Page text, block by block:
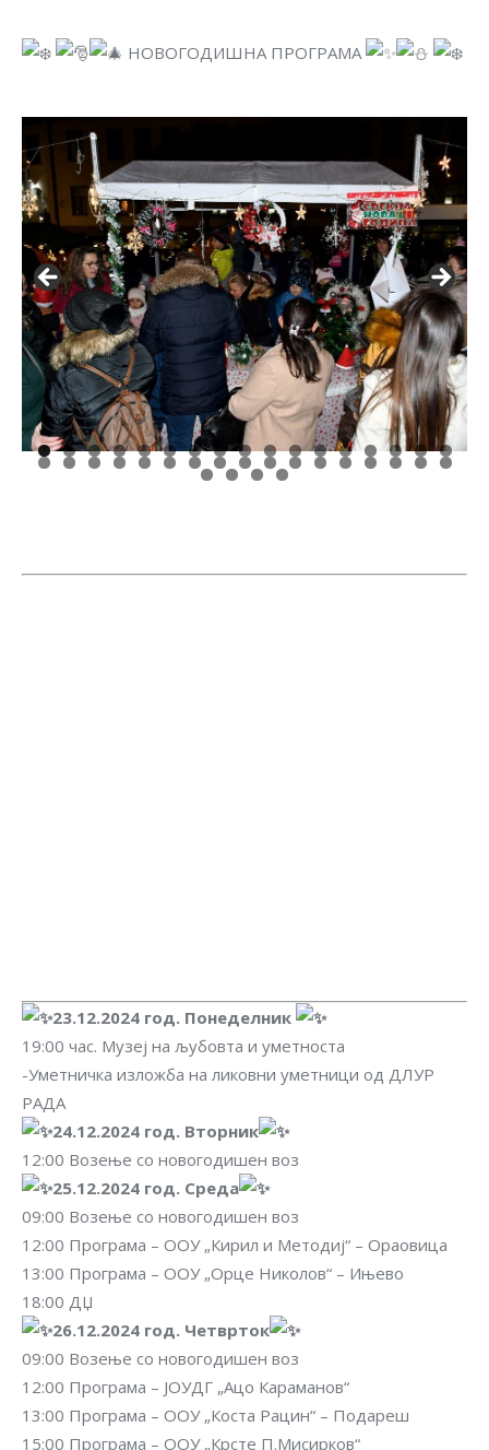
НОВОГОДИШНА ПРОГРАМА
23.12.2024 год. Понеделник
19:00 час. Музеј на љубовта и уметноста
-Уметничка изложба на ликовни уметници од ДЛУР
РАДА
24.12.2024 год. Вторник
12:00 Возење со новогодишен воз
25.12.2024 год. Среда
09:00 Возење со новогодишен воз
12:00 Програма – ООУ „Кирил и Методиј“ – Ораовица
13:00 Програма – ООУ „Орце Николов“ – Ињево
18:00 ДЏ
26.12.2024 год. Четврток
09:00 Возење со новогодишен воз
12:00 Програма – ЈОУДГ „Ацо Караманов“
13:00 Програма – ООУ „Коста Рацин“ – Подареш
15:00 Програма – ООУ „Крсте П.Мисирков“